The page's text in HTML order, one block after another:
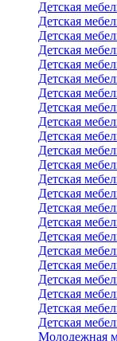
Детская
Детская
Детская
Детская
Детская
Детская
Детская
Детская
Детская
Детская
Детская
Детская
Детская
Детская
Детская
Детская
Детская
Детская
Детская
Детская
Детская
Детская
Детская
Молодежная